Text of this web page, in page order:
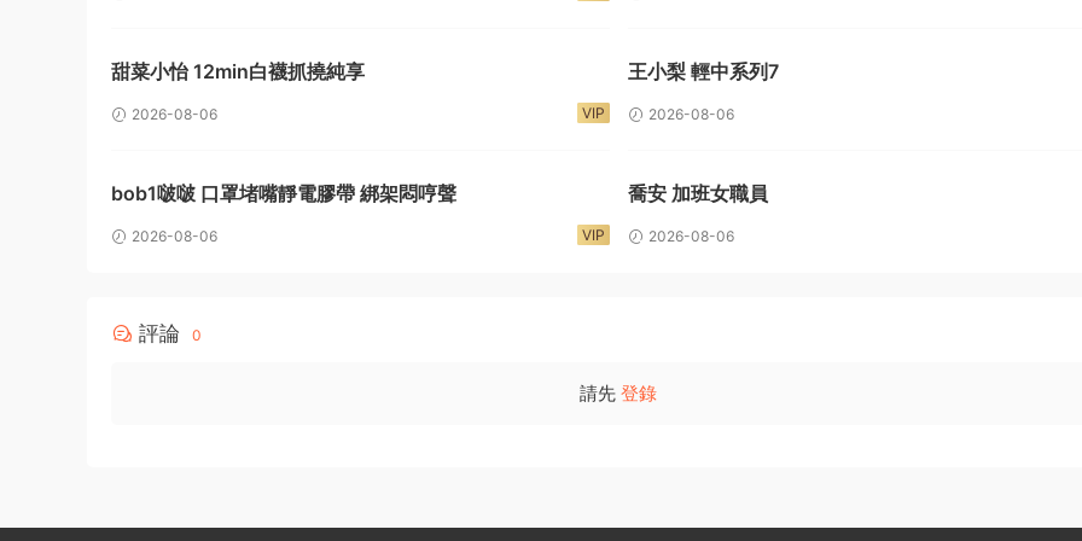
甜菜小怡 12min白襪抓撓純享
2026-08-06 VIP
王小梨 輕中系列7
2026-08-06
bob1啵啵 口罩堵嘴靜電膠帶 綁架悶哼聲
2026-08-06 VIP
喬安 加班女職員
2026-08-06
評論 0
請先 登錄